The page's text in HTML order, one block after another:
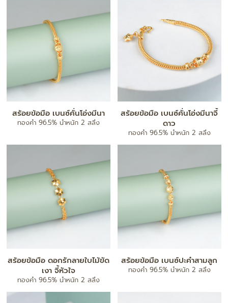
สร้อยข้อมือ เบนซ์คั่นโอ่งมีนา
ทองคำ 96.5% น้ำหนัก 2 สลึง
สร้อยข้อมือ เบนซ์คั่นโอ่งมีนาจี้
ดาว
ทองคำ 96.5% น้ำหนัก 2 สลึง
สร้อยข้อมือ ดอกรักลายใบไม้ขัด
เงา จี้หัวใจ
ทองคำ 96.5% น้ำหนัก 2 สลึง
สร้อยข้อมือ เบนซ์ปะคำสามลูก
ทองคำ 96.5% น้ำหนัก 2 สลึง